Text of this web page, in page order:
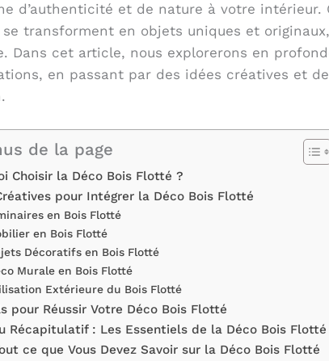
d’authenticité et de nature à votre intérieur.
transforment en objets uniques et
Dans cet article, nous explorerons en
en passant par des idées créatives et
de la page
Choisir la Déco Bois Flotté ?
pour Intégrer la Déco Bois Flotté
en Bois Flotté
en Bois Flotté
Décoratifs en Bois Flotté
Murale en Bois Flotté
Extérieure du Bois Flotté
pour Réussir Votre Déco Bois Flotté
Récapitulatif : Les Essentiels de la Déco Bois Flotté
ce que Vous Devez Savoir sur la Déco Bois Flotté